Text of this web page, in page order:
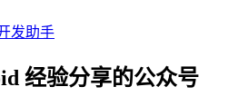
发助手
经验分享的公众号